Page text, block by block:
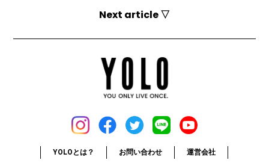
Next article ▽
YOLOとは？ お問い合わせ 運営会社